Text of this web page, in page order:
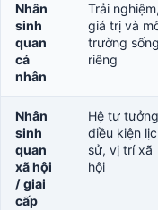
Nhân
sinh
quan
cá
nhân
Trải nghiệm,
giá trị và
trường sống
riêng
Nhân
sinh
quan
xã hội
/ giai
cấp
Hệ tư
điều kiện
sử, vị trí xã
hội